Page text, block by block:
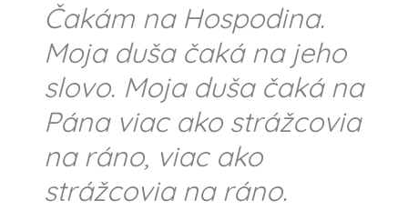
Čakám na Hospodina.
Moja duša čaká na jeho
slovo. Moja duša čaká na
Pána viac ako strážcovia
na ráno, viac ako
strážcovia na ráno.